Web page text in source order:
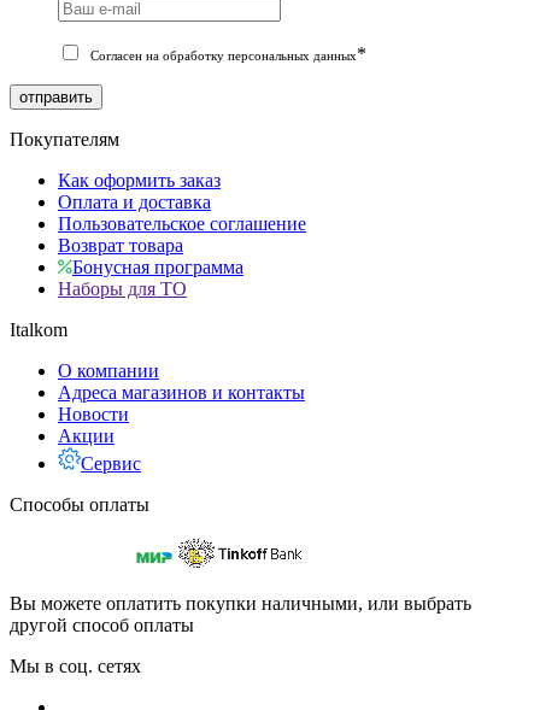
Согласен на обработку персональных данных*
отправить
Покупателям
Как оформить заказ
Оплата и доставка
Пользовательское соглашение
Возврат товара
Бонусная программа
Наборы для ТО
Italkom
О компании
Адреса магазинов и контакты
Новости
Акции
Сервис
Способы оплаты
Вы можете оплатить покупки наличными, или выбрать
другой способ оплаты
Мы в соц. сетях